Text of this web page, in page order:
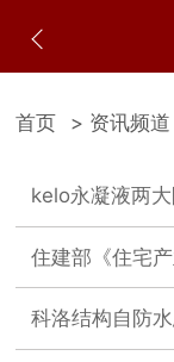
首页 > 资讯频道
kelo永凝液两
住建部《住宅产
科洛结构自防水总经